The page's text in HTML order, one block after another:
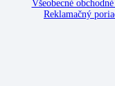
Všeobecné
Reklamačný